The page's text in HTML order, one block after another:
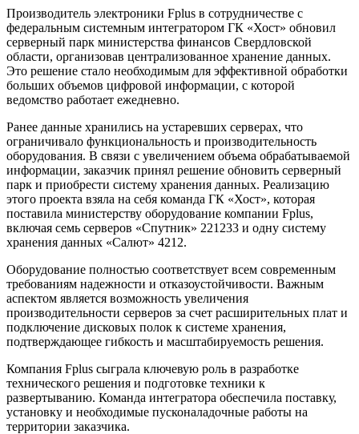
Производитель электроники Fplus в сотрудничестве с
федеральным системным интегратором ГК «Хост» обновил
серверный парк министерства финансов Свердловской
области, организовав централизованное хранение данных.
Это решение стало необходимым для эффективной обработки
больших объемов цифровой информации, с которой
ведомство работает ежедневно.
Ранее данные хранились на устаревших серверах, что
ограничивало функциональность и производительность
оборудования. В связи с увеличением объема обрабатываемой
информации, заказчик принял решение обновить серверный
парк и приобрести систему хранения данных. Реализацию
этого проекта взяла на себя команда ГК «Хост», которая
поставила министерству оборудование компании Fplus,
включая семь серверов «Спутник» 221233 и одну систему
хранения данных «Салют» 4212.
Оборудование полностью соответствует всем современным
требованиям надежности и отказоустойчивости. Важным
аспектом является возможность увеличения
производительности серверов за счет расширительных плат и
подключение дисковых полок к системе хранения,
подтверждающее гибкость и масштабируемость решения.
Компания Fplus сыграла ключевую роль в разработке
технического решения и подготовке техники к
развертыванию. Команда интегратора обеспечила поставку,
установку и необходимые пусконаладочные работы на
территории заказчика.